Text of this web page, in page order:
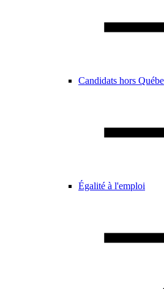
Candidats hors
Égalité à l'emploi